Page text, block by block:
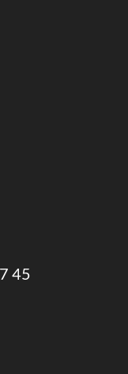
45